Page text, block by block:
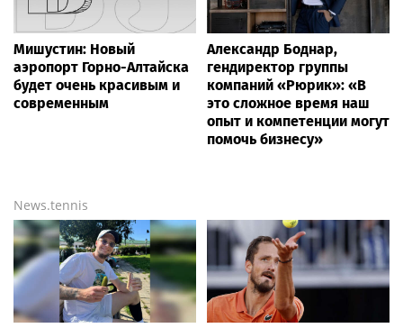
Мишустин: Новый
аэропорт Горно-Алтайска
будет очень красивым и
современным
Александр Боднар,
гендиректор группы
компаний «Рюрик»: «В
это сложное время наш
опыт и компетенции могут
помочь бизнесу»
News.tennis